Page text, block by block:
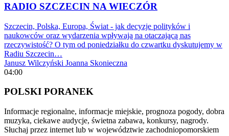
RADIO SZCZECIN NA WIECZÓR
Szczecin, Polska, Europa, Świat - jak decyzje polityków i
naukowców oraz wydarzenia wpływają na otaczającą nas
rzeczywistość? O tym od poniedziałku do czwartku dyskutujemy w
Radiu Szczecin…
Janusz Wilczyński Joanna Skonieczna
04:00
POLSKI PORANEK
Informacje regionalne, informacje miejskie, prognoza pogody, dobra
muzyka, ciekawe audycje, świetna zabawa, konkursy, nagrody.
Słuchaj przez internet lub w województwie zachodniopomorskiem